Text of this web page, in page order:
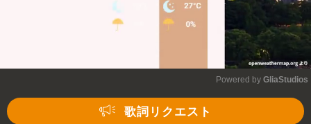
Powered by GliaStudios
歌詞リクエスト